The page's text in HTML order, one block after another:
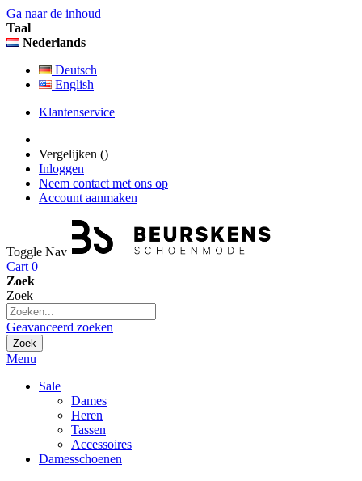
Ga naar de inhoud
Taal
Nederlands
Deutsch
English
Klantenservice
Vergelijken ()
Inloggen
Neem contact met ons op
Account aanmaken
Toggle Nav
Cart 0
Zoek
Zoek
Geavanceerd zoeken
Zoek
Menu
Sale
Dames
Heren
Tassen
Accessoires
Damesschoenen